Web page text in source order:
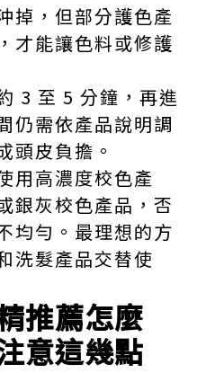
掉，但部分護色產
才能讓色料或修護
3 至 5 分鐘，再進
仍需依產品說明調
頭皮負擔。
用高濃度校色產
銀灰校色產品，否
均勻。最理想的方
洗髮產品交替使
推薦怎麼
意這幾點